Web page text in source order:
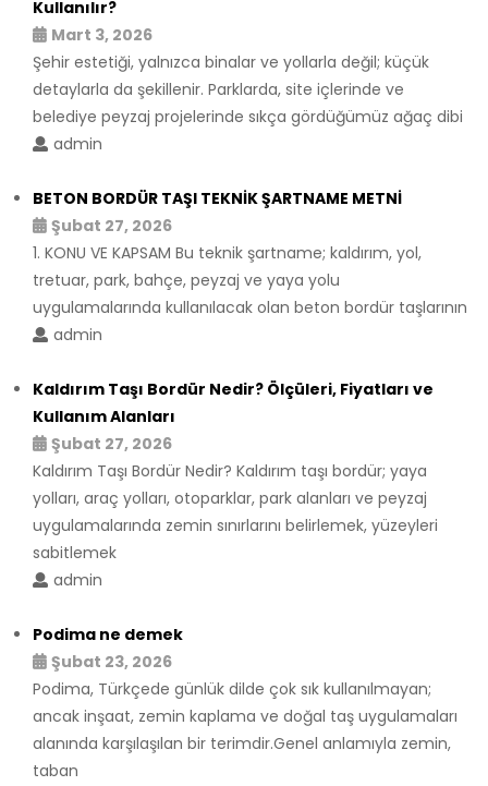
Kullanılır?
Mart 3, 2026
Şehir estetiği, yalnızca binalar ve yollarla değil; küçük
detaylarla da şekillenir. Parklarda, site içlerinde ve
belediye peyzaj projelerinde sıkça gördüğümüz ağaç dibi
admin
BETON BORDÜR TAŞI TEKNİK ŞARTNAME METNİ
Şubat 27, 2026
1. KONU VE KAPSAM Bu teknik şartname; kaldırım, yol,
tretuar, park, bahçe, peyzaj ve yaya yolu
uygulamalarında kullanılacak olan beton bordür taşlarının
admin
Kaldırım Taşı Bordür Nedir? Ölçüleri, Fiyatları ve
Kullanım Alanları
Şubat 27, 2026
Kaldırım Taşı Bordür Nedir? Kaldırım taşı bordür; yaya
yolları, araç yolları, otoparklar, park alanları ve peyzaj
uygulamalarında zemin sınırlarını belirlemek, yüzeyleri
sabitlemek
admin
Podima ne demek
Şubat 23, 2026
Podima, Türkçede günlük dilde çok sık kullanılmayan;
ancak inşaat, zemin kaplama ve doğal taş uygulamaları
alanında karşılaşılan bir terimdir.Genel anlamıyla zemin,
taban